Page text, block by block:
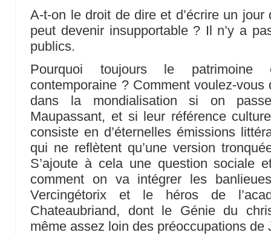
A-t-on le droit de dire et d’écrire un
peut devenir insupportable ? Il n’y a
publics.
Pourquoi toujours le
contemporaine ? Comment voulez-vous
dans la mondialisation si on
Maupassant, et si leur référence
consiste en d’éternelles émissions
qui ne reflètent qu’une version
S’ajoute à cela une question sociale
comment on va intégrer les
Vercingétorix et le héros de
Chateaubriand, dont le Génie du
même assez loin des préoccupations de